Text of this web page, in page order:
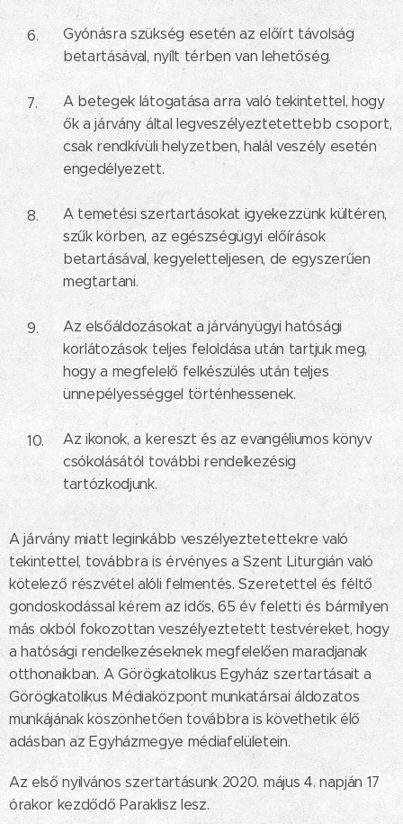
Gyónásra szükség esetén az előírt távolság
betartásával, nyílt térben van lehetőség.
A betegek látogatása arra való tekintettel, hogy
ők a járvány által legveszélyeztetettebb csoport,
csak rendkívüli helyzetben, halál veszély esetén
engedélyezett.
A temetési szertartásokat igyekezzünk kültéren,
szűk körben, az egészségügyi előírások
betartásával, kegyeletteljesen, de egyszerűen
megtartani.
Az elsőáldozásokat a járványügyi hatósági
korlátozások teljes feloldása után tartjuk meg,
hogy a megfelelő felkészülés után teljes
ünnepélyességgel történhessenek.
Az ikonok, a kereszt és az evangéliumos könyv
csókolásától további rendelkezésig
tartózkodjunk.
A járvány miatt leginkább veszélyeztetettekre való
tekintettel, továbbra is érvényes a Szent Liturgián való
kötelező részvétel alóli felmentés. Szeretettel és féltő
gondoskodással kérem az idős, 65 év feletti és bármilyen
más okból fokozottan veszélyeztetett testvéreket, hogy
a hatósági rendelkezéseknek megfelelően maradjanak
otthonaikban. A Görögkatolikus Egyház szertartásait a
Görögkatolikus Médiaközpont munkatársai áldozatos
munkájának köszönhetően továbbra is követhetik élő
adásban az Egyházmegye médiafelületein.
Az első nyilvános szertartásunk 2020. május 4. napján 17
órakor kezdődő Paraklisz lesz.